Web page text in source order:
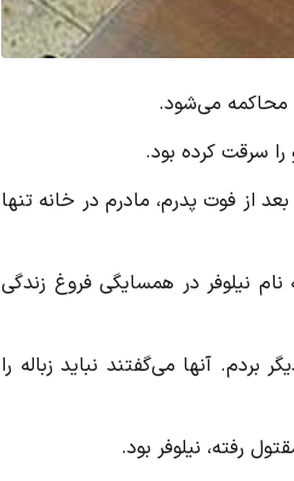
محاکمه می‌شود.
از فوت پدرم، مادرم در خانه تنها
نیلوفر در همسایگی فروغ زندگی
آنها می‌گفتند نباید زباله را
رفته، نیلوفر بود.